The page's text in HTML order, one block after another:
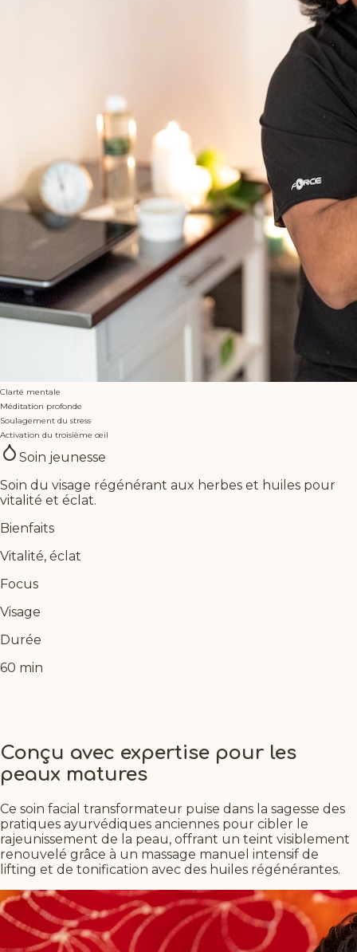
Clarté mentale
Méditation profonde
Soulagement du stress
Activation du troisième œil
Soin jeunesse
Soin du visage régénérant aux herbes et huiles pour
vitalité et éclat.
Bienfaits
Vitalité, éclat
Focus
Visage
Durée
60 min
Conçu avec expertise pour les
peaux matures
Ce soin facial transformateur puise dans la sagesse des
pratiques ayurvédiques anciennes pour cibler le
rajeunissement de la peau, offrant un teint visiblement
renouvelé grâce à un massage manuel intensif de
lifting et de tonification avec des huiles régénérantes.